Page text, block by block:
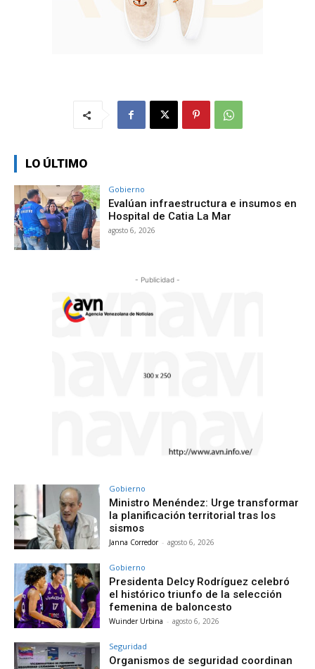
LO ÚLTIMO
Gobierno
Evalúan infraestructura e insumos en
Hospital de Catia La Mar
agosto 6, 2026
- Publicidad -
Gobierno
Ministro Menéndez: Urge transformar
la planificación territorial tras los
sismos
Janna Corredor - agosto 6, 2026
Gobierno
Presidenta Delcy Rodríguez celebró
el histórico triunfo de la selección
femenina de baloncesto
Wuinder Urbina - agosto 6, 2026
Seguridad
Organismos de seguridad coordinan